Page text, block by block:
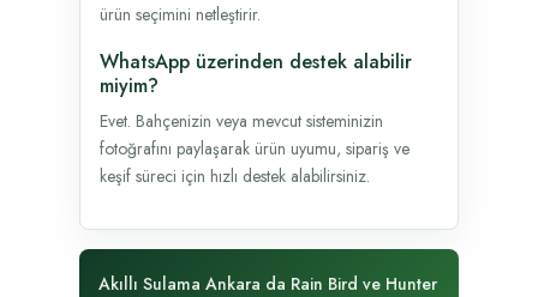
ürün seçimini netleştirir.
WhatsApp üzerinden destek alabilir
miyim?
Evet. Bahçenizin veya mevcut sisteminizin
fotoğrafını paylaşarak ürün uyumu, sipariş ve
keşif süreci için hızlı destek alabilirsiniz.
Akıllı Sulama Ankara da Rain Bird ve Hunter